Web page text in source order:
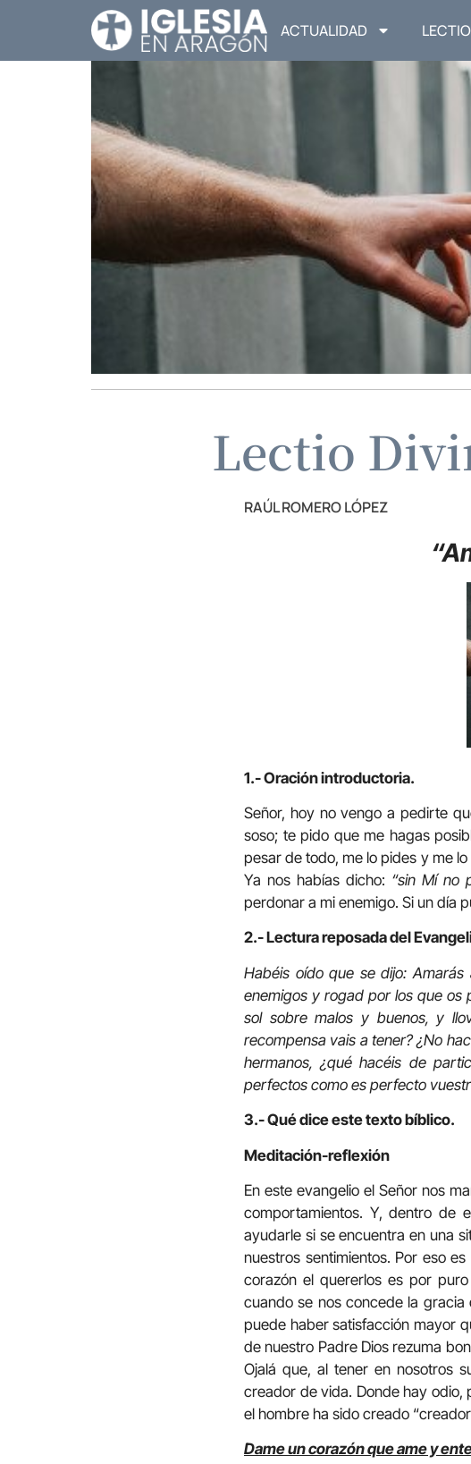
ACTUALIDAD
Lectio
RAÚL ROMERO LÓPEZ
1.- Oración introductoria.
Señor, hoy no vengo a pedirte
soso; te pido que me hagas
pesar de todo, me lo pides y me
Ya nos habías dicho: “sin Mí no
perdonar a mi enemigo. Si un día
2.- Lectura reposada del
Habéis oído que se dijo:
enemigos y rogad por los que os
sol sobre malos y buenos, y
recompensa vais a tener? ¿No
hermanos, ¿qué hacéis de
perfectos como es perfecto
3.- Qué dice este texto bíblico.
Meditación-reflexión
En este evangelio el Señor nos
comportamientos. Y, dentro de
ayudarle si se encuentra en una
nuestros sentimientos. Por eso
corazón el quererlos es por
cuando se nos concede la
puede haber satisfacción mayor
de nuestro Padre Dios rezuma
Ojalá que, al tener en nosotros
creador de vida. Donde hay odio,
el hombre ha sido creado
Dame un corazón que ame y